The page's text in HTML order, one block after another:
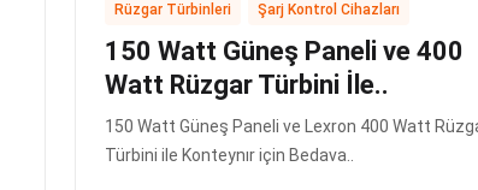
Rüzgar Türbinleri Şarj Kontrol Cihazları
150 Watt Güneş Paneli ve 400
Watt Rüzgar Türbini İle..
150 Watt Güneş Paneli ve Lexron 400 Watt
Türbini ile Konteynır için Bedava..